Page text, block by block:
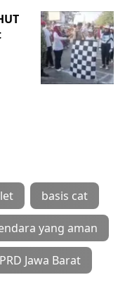
basis cat
yang aman
Jawa Barat